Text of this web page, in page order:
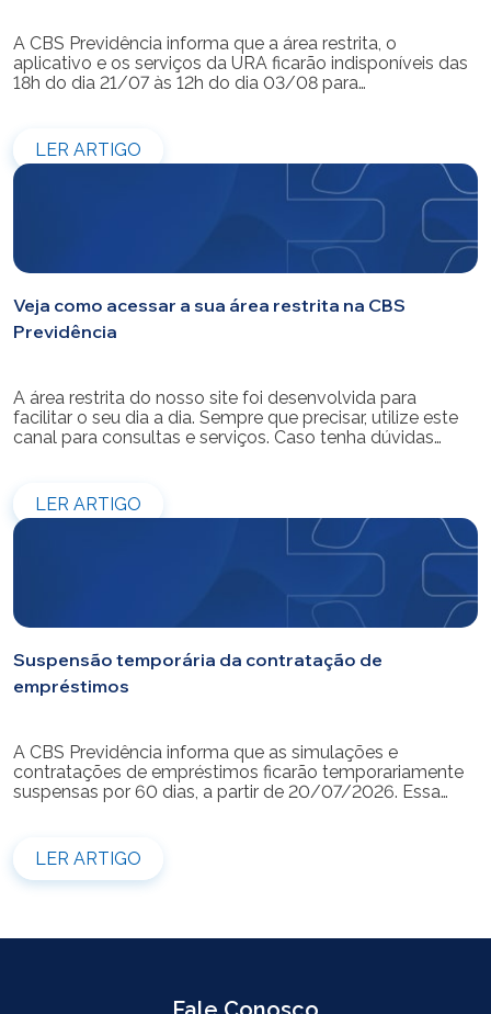
A CBS Previdência informa que a área restrita, o
aplicativo e os serviços da URA ficarão indisponíveis das
18h do dia 21/07 às 12h do dia 03/08 para
entre os dias 22/07 e 31/07. Reforçamos que as
simulações e contratações de empréstimos […]
LER ARTIGO
Veja como acessar a sua área restrita na CBS
Previdência
A área restrita do nosso site foi desenvolvida para
facilitar o seu dia a dia. Sempre que precisar, utilize este
canal para consultas e serviços. Caso tenha dúvidas
LER ARTIGO
Suspensão temporária da contratação de
empréstimos
A CBS Previdência informa que as simulações e
contratações de empréstimos ficarão temporariamente
suspensas por 60 dias, a partir de 20/07/2026. Essa
realizar novas simulações ou contratar empréstimos
pelos canais disponibilizados pela CBS Previdência.
Recomendamos que os participantes que […]
LER ARTIGO